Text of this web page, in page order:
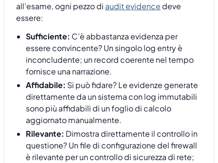
all’esame, ogni pezzo di audit evidence deve
essere:
Sufficiente: C’è abbastanza evidenza per
essere convincente? Un singolo log entry è
inconcludente; un record coerente nel tempo
fornisce una narrazione.
Affidabile: Si può fidare? Le evidenze generate
direttamente da un sistema con log immutabili
sono più affidabili di un foglio di calcolo
aggiornato manualmente.
Rilevante: Dimostra direttamente il controllo in
questione? Un file di configurazione del firewall
è rilevante per un controllo di sicurezza di rete;